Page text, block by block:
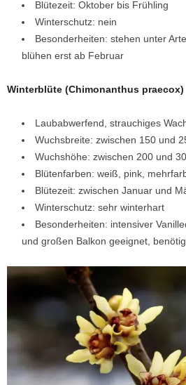
Blütezeit: Oktober bis Frühling
Winterschutz: nein
Besonderheiten: stehen unter
blühen erst ab Februar
Winterblüte (Chimonanthus praecox)
Laubabwerfend, strauchiges
Wuchsbreite: zwischen 150 und
Wuchshöhe: zwischen 200 und
Blütenfarben: weiß, pink,
Blütezeit: zwischen Januar und
Winterschutz: sehr winterhart
Besonderheiten: intensiver
und großen Balkon geeignet,